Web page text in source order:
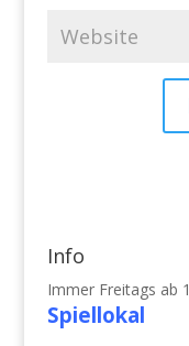
Info
Immer Freitags ab
Spiellokal